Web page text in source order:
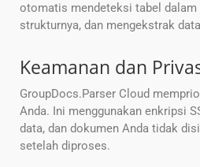
otomatis mendeteksi tabel dalam
strukturnya, dan mengekstrak
Keamanan dan
GroupDocs.Parser Cloud
Anda. Ini menggunakan enkripsi
data, dan dokumen Anda tidak
setelah diproses.